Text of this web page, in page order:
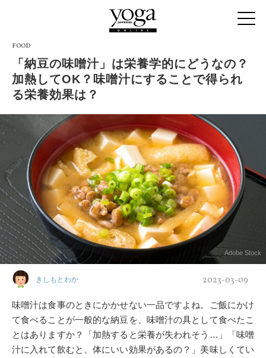
FOOD
「納豆の味噌汁」は栄養学的にどうなの？
加熱してOK？味噌汁にすることで得られ
る栄養効果は？
Adobe Stock
きしもとわか 2023-03-09
味噌汁は食事のときにかかせない一品ですよね。ご飯にかけ
て食べることが一般的な納豆を、味噌汁の具として食べたこ
とはありますか？「加熱すると栄養が失われそう…」「味噌
汁に入れて飲むと、体にいい効果があるの？」美味しくてい